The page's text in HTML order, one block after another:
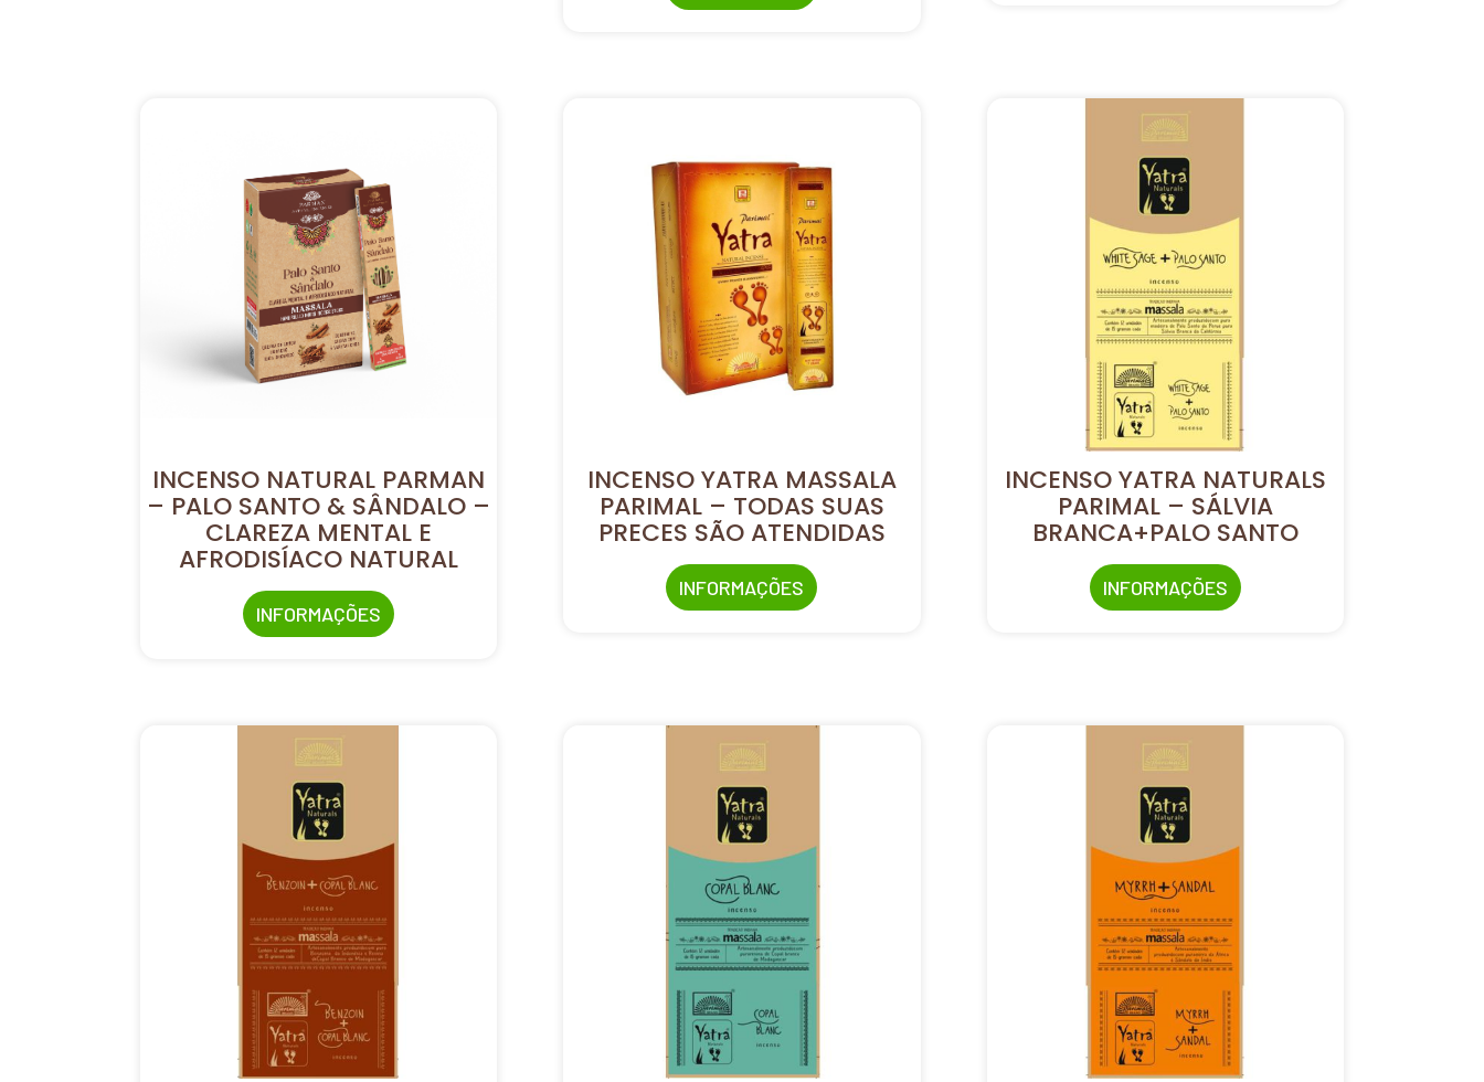
INCENSO NATURAL PARMAN
– PALO SANTO & SÂNDALO –
CLAREZA MENTAL E
AFRODISÍACO NATURAL
INFORMAÇÕES
INCENSO YATRA MASSALA
PARIMAL – TODAS SUAS
PRECES SÃO ATENDIDAS
INFORMAÇÕES
INCENSO YATRA NATURALS
PARIMAL – SÁLVIA
BRANCA+PALO SANTO
INFORMAÇÕES